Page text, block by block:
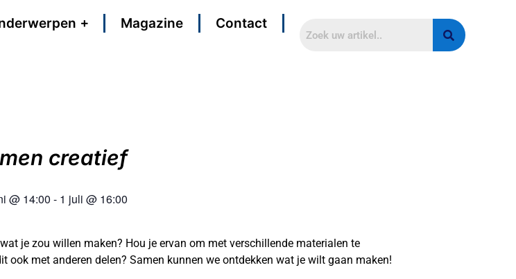
Magazine Contact
creatief
@ 14:00 - 1 juli @ 16:00
je zou willen maken? Hou je ervan om met verschillende materialen te
ook met anderen delen? Samen kunnen we ontdekken wat je wilt gaan maken!